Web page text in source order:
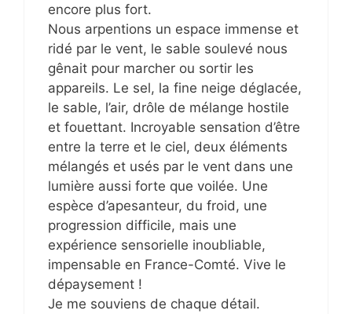
encore plus fort.
Nous arpentions un espace immense et
ridé par le vent, le sable soulevé nous
gênait pour marcher ou sortir les
appareils. Le sel, la fine neige déglacée,
le sable, l’air, drôle de mélange hostile
et fouettant. Incroyable sensation d’être
entre la terre et le ciel, deux éléments
mélangés et usés par le vent dans une
lumière aussi forte que voilée. Une
espèce d’apesanteur, du froid, une
progression difficile, mais une
expérience sensorielle inoubliable,
impensable en France-Comté. Vive le
dépaysement !
Je me souviens de chaque détail.